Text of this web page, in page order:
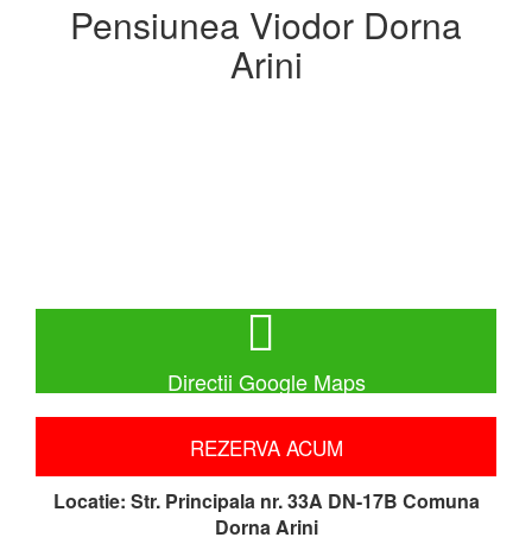
Pensiunea Viodor Dorna
Arini
Directii Google Maps
REZERVA ACUM
Locatie: Str. Principala nr. 33A DN-17B Comuna
Dorna Arini